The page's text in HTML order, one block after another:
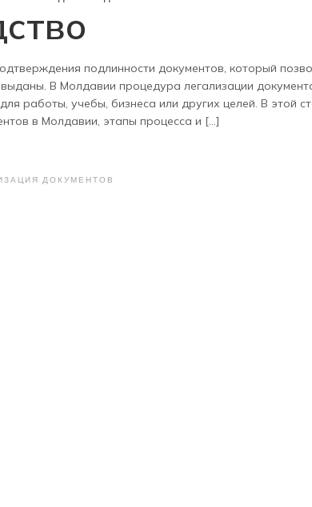
подлинности документов, который
В Молдавии процедура легализации
работы, учебы, бизнеса или других целей. В этой
в Молдавии, этапы процесса и [...]
ДОКУМЕНТОВ